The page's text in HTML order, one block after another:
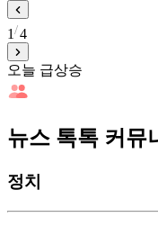
1 4
오늘 급상승
뉴스 톡톡 커뮤
정치